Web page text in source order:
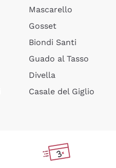
Mascarello
Gosset
Biondi Santi
Guado al Tasso
Divella
Casale del Giglio